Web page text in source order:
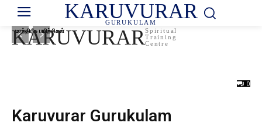
KARUVURAR
GURUKULAM
மாந்திரீக பயிற்சிகள்
Karuvurar Spiritual Training Centre |
0
KARUVURARSpiritual
Training
Centre
Karuvurar Gurukulam